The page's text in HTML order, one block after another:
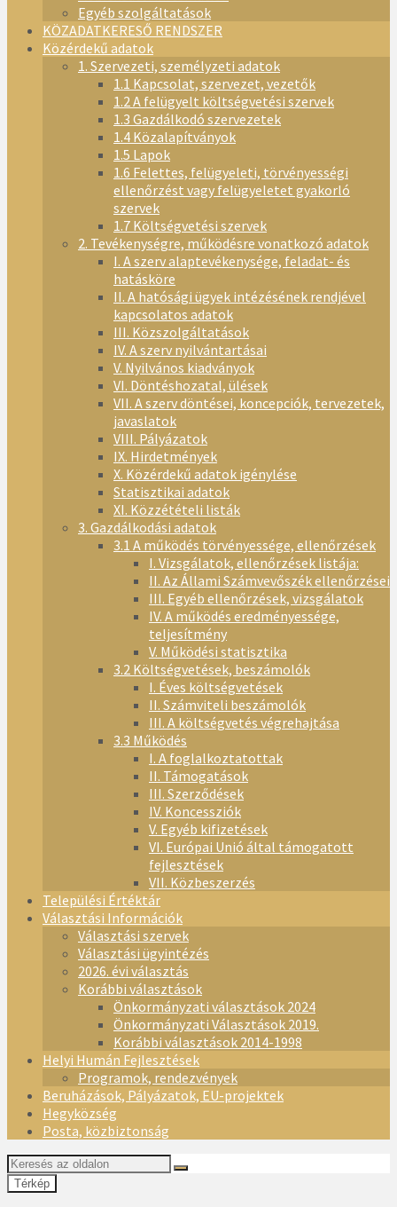
Egyéb szolgáltatások
KÖZADATKERESŐ RENDSZER
Közérdekű adatok
1. Szervezeti, személyzeti adatok
1.1 Kapcsolat, szervezet, vezetők
1.2 A felügyelt költségvetési szervek
1.3 Gazdálkodó szervezetek
1.4 Közalapítványok
1.5 Lapok
1.6 Felettes, felügyeleti, törvényességi
ellenőrzést vagy felügyeletet gyakorló
szervek
1.7 Költségvetési szervek
2. Tevékenységre, működésre vonatkozó adatok
I. A szerv alaptevékenysége, feladat- és
hatásköre
II. A hatósági ügyek intézésének rendjével
kapcsolatos adatok
III. Közszolgáltatások
IV. A szerv nyilvántartásai
V. Nyilvános kiadványok
VI. Döntéshozatal, ülések
VII. A szerv döntései, koncepciók, tervezetek,
javaslatok
VIII. Pályázatok
IX. Hirdetmények
X. Közérdekű adatok igénylése
Statisztikai adatok
XI. Közzétételi listák
3. Gazdálkodási adatok
3.1 A működés törvényessége, ellenőrzések
I. Vizsgálatok, ellenőrzések listája:
II. Az Állami Számvevőszék ellenőrzései
III. Egyéb ellenőrzések, vizsgálatok
IV. A működés eredményessége,
teljesítmény
V. Működési statisztika
3.2 Költségvetések, beszámolók
I. Éves költségvetések
II. Számviteli beszámolók
III. A költségvetés végrehajtása
3.3 Működés
I. A foglalkoztatottak
II. Támogatások
III. Szerződések
IV. Koncessziók
V. Egyéb kifizetések
VI. Európai Unió által támogatott
fejlesztések
VII. Közbeszerzés
Települési Értéktár
Választási Információk
Választási szervek
Választási ügyintézés
2026. évi választás
Korábbi választások
Önkormányzati választások 2024
Önkormányzati Választások 2019.
Korábbi választások 2014-1998
Helyi Humán Fejlesztések
Programok, rendezvények
Beruházások, Pályázatok, EU-projektek
Hegyközség
Posta, közbiztonság
Térkép